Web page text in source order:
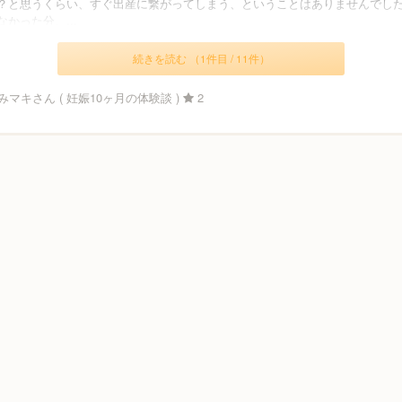
かった分、...
続きを読む （1件目 / 11件）
マキさん ( 妊娠10ヶ月の体験談 ) 2